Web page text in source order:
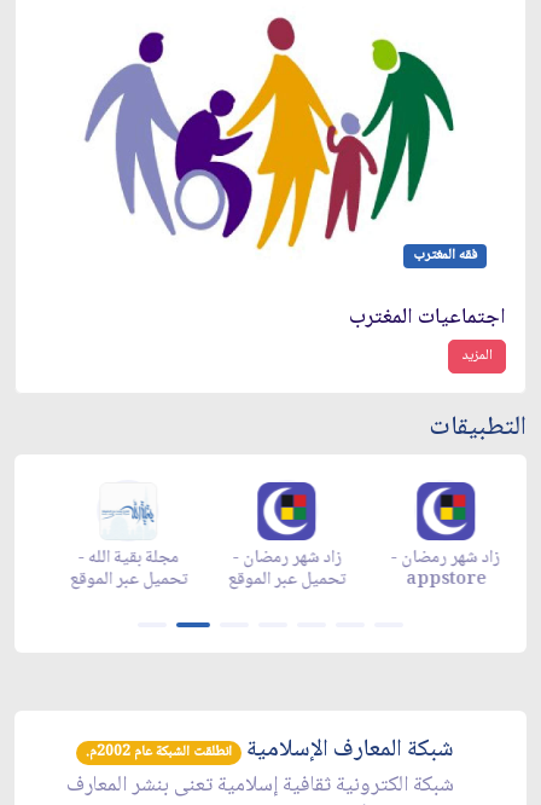
فقه المغترب
اجتماعيات المغترب
المزيد
التطبيقات
زاد شهر رمضان -
تحميل عبر الموقع
زاد شهر رمضان -
appstore
زاد شهر رمضان -
appgallery
شبكة المعارف الإسلامية انطلقت الشبكة عام 2002م.
شبكة الكترونية ثقافية إسلامية تعنى بنشر المعارف